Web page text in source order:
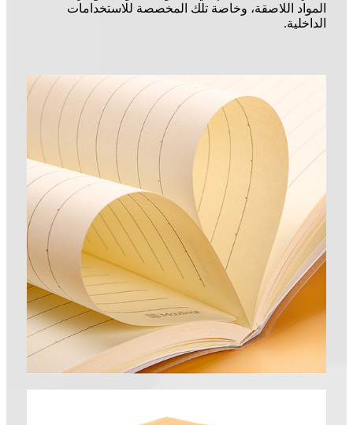
المواد اللاصقة، وخاصة تلك المخصصة للاستخدامات
الداخلية.